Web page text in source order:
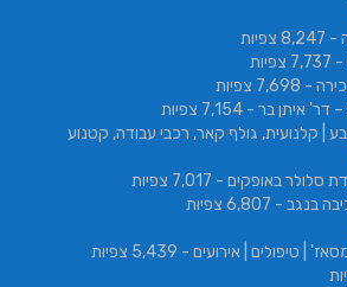
- 8,247 צפיות
- 7,737 צפיות
- 7,698 צפיות
דר' איתן בר - 7,154 צפיות
| קלנועית, גולף קאר, רכבי עבודה, קטנוע
סלולר באופקים - 7,017 צפיות
בנגב - 6,807 צפיות
| טיפולים | אירועים - 5,439 צפיות